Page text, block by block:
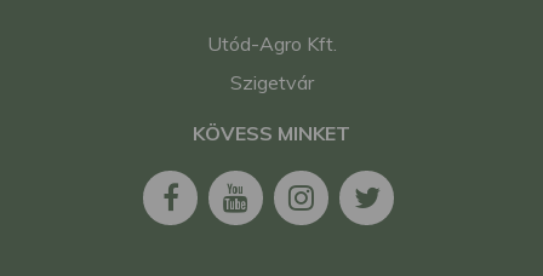
Utód-Agro Kft.
Szigetvár
KÖVESS MINKET